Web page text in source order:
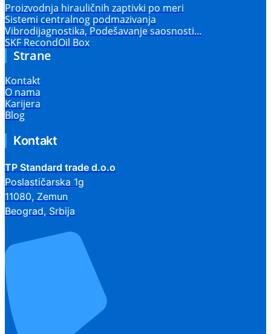
Proizvodnja hirauličnih zaptivki po meri
Sistemi centralnog podmazivanja
Vibrodijagnostika, Podešavanje saosnosti…
SKF RecondOil Box
Strane
Kontakt
O nama
Karijera
Blog
Kontakt
TP Standard trade d.o.o
Poslastičarska 1g
11080, Zemun
Beograd, Srbija